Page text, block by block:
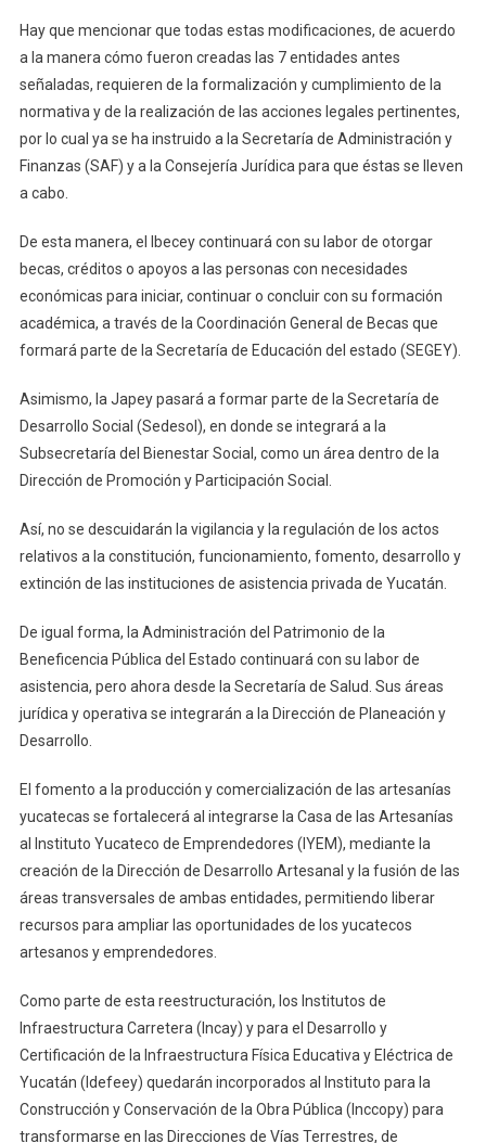
Hay que mencionar que todas estas modificaciones, de acuerdo
a la manera cómo fueron creadas las 7 entidades antes
señaladas, requieren de la formalización y cumplimiento de la
normativa y de la realización de las acciones legales pertinentes,
por lo cual ya se ha instruido a la Secretaría de Administración y
Finanzas (SAF) y a la Consejería Jurídica para que éstas se lleven
a cabo.
De esta manera, el Ibecey continuará con su labor de otorgar
becas, créditos o apoyos a las personas con necesidades
económicas para iniciar, continuar o concluir con su formación
académica, a través de la Coordinación General de Becas que
formará parte de la Secretaría de Educación del estado (SEGEY).
Asimismo, la Japey pasará a formar parte de la Secretaría de
Desarrollo Social (Sedesol), en donde se integrará a la
Subsecretaría del Bienestar Social, como un área dentro de la
Dirección de Promoción y Participación Social.
Así, no se descuidarán la vigilancia y la regulación de los actos
relativos a la constitución, funcionamiento, fomento, desarrollo y
extinción de las instituciones de asistencia privada de Yucatán.
De igual forma, la Administración del Patrimonio de la
Beneficencia Pública del Estado continuará con su labor de
asistencia, pero ahora desde la Secretaría de Salud. Sus áreas
jurídica y operativa se integrarán a la Dirección de Planeación y
Desarrollo.
El fomento a la producción y comercialización de las artesanías
yucatecas se fortalecerá al integrarse la Casa de las Artesanías
al Instituto Yucateco de Emprendedores (IYEM), mediante la
creación de la Dirección de Desarrollo Artesanal y la fusión de las
áreas transversales de ambas entidades, permitiendo liberar
recursos para ampliar las oportunidades de los yucatecos
artesanos y emprendedores.
Como parte de esta reestructuración, los Institutos de
Infraestructura Carretera (Incay) y para el Desarrollo y
Certificación de la Infraestructura Física Educativa y Eléctrica de
Yucatán (Idefeey) quedarán incorporados al Instituto para la
Construcción y Conservación de la Obra Pública (Inccopy) para
transformarse en las Direcciones de Vías Terrestres, de